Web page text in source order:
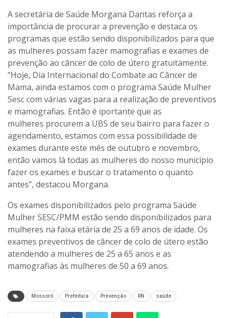
A secretária de Saúde Morgana Dantas reforça a
importância de procurar a prevenção e destaca os
programas que estão sendo disponibilizados para que
as mulheres possam fazer mamografias e exames de
prevenção ao câncer de colo de útero gratuitamente.
“Hoje, Dia Internacional do Combate ao Câncer de
Mama, ainda estamos com o programa Saúde Mulher
Sesc com várias vagas para a realização de preventivos
e mamografias. Então é iportante que as
mulheres procurem a UBS de seu bairro para fazer o
agendamento, estamos com essa possibilidade de
exames durante este mês de outubro e novembro,
então vamos lá todas as mulheres do nosso município
fazer os exames e buscar o tratamento o quanto
antes”, destacou Morgana.
Os exames disponibilizados pelo programa Saúde
Mulher SESC/PMM estão sendo disponibilizados para
mulheres na faixa etária de 25 a 69 anos de idade. Os
exames preventivos de câncer de colo de útero estão
atendendo a mulheres de 25 a 65 anos e as
mamografias às mulheres de 50 a 69 anos.
Mossoró Prefeitura Prevenção RN saúde